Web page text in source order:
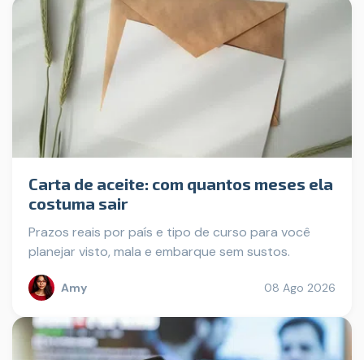
Carta de aceite: com quantos meses ela
costuma sair
Prazos reais por país e tipo de curso para você
planejar visto, mala e embarque sem sustos.
Amy 08 Ago 2026